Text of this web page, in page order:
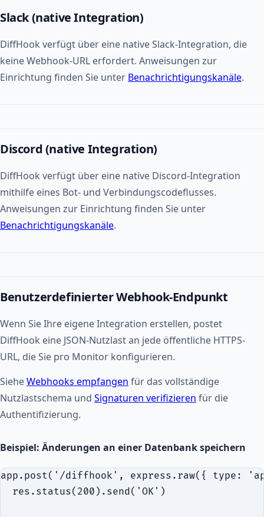
Slack (native Integration)
DiffHook verfügt über eine native Slack-Integration, die
keine Webhook-URL erfordert. Anweisungen zur
Einrichtung finden Sie unter Benachrichtigungskanäle.
Discord (native Integration)
DiffHook verfügt über eine native Discord-Integration
mithilfe eines Bot- und Verbindungscodeflusses.
Anweisungen zur Einrichtung finden Sie unter
Benachrichtigungskanäle.
Benutzerdefinierter Webhook-Endpunkt
Wenn Sie Ihre eigene Integration erstellen, postet
DiffHook eine JSON-Nutzlast an jede öffentliche HTTPS-
URL, die Sie pro Monitor konfigurieren.
SieheWebhooks empfangen für das vollständige
Nutzlastschema und Signaturen verifizieren für die
Authentifizierung.
Beispiel: Änderungen an einer Datenbank speichern
app.post('/diffhook', express.raw({ type:
res.status(200).send('OK')